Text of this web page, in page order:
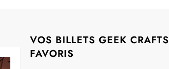
VOS BILLETS GEEK CRAFTS
FAVORIS